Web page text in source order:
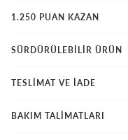
1.250 PUAN KAZAN
SÜRDÜRÜLEBİLİR ÜRÜN
TESLİMAT VE İADE
BAKIM TALİMATLARI